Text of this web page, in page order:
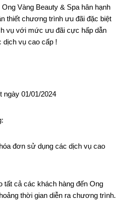
Vàng Beauty & Spa hân hạnh
thiết chương trình ưu đãi đặc biệt
vụ với mức ưu đãi cực hấp dẫn
dịch vụ cao cấp !
ngày 01/01/2024
đơn sử dụng các dịch vụ cao
tất cả các khách hàng đến Ong
thời gian diễn ra chương trình.